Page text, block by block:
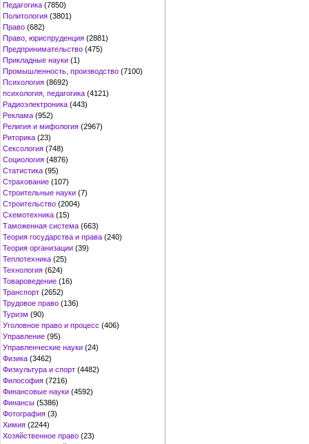
Педагогика (7850)
Политология (3801)
Право (682)
Право, юриспруденция (2881)
Предпринимательство (475)
Прикладные науки (1)
Промышленность, производство (7100)
Психология (8692)
психология, педагогика (4121)
Радиоэлектроника (443)
Реклама (952)
Религия и мифология (2967)
Риторика (23)
Сексология (748)
Социология (4876)
Статистика (95)
Страхование (107)
Строительные науки (7)
Строительство (2004)
Схемотехника (15)
Таможенная система (663)
Теория государства и права (240)
Теория организации (39)
Теплотехника (25)
Технология (624)
Товароведение (16)
Транспорт (2652)
Трудовое право (136)
Туризм (90)
Уголовное право и процесс (406)
Управление (95)
Управленческие науки (24)
Физика (3462)
Физкультура и спорт (4482)
Философия (7216)
Финансовые науки (4592)
Финансы (5386)
Фотография (3)
Химия (2244)
Хозяйственное право (23)